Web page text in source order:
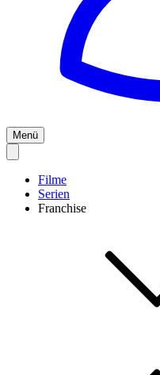
Menü
Filme
Serien
Franchise